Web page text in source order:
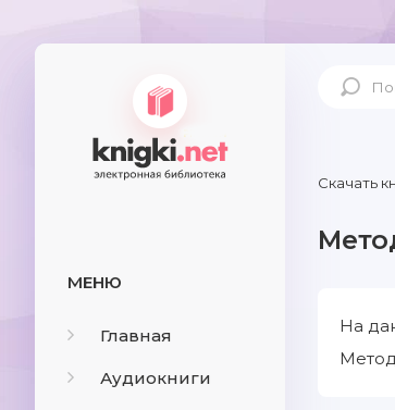
МЕНЮ
Главная
Аудиокниги
Скачать
На